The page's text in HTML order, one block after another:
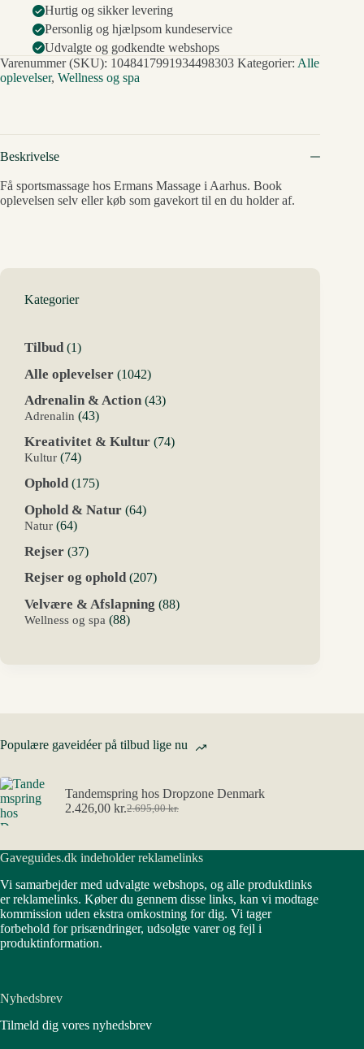
Hurtig og sikker levering
Personlig og hjælpsom kundeservice
Udvalgte og godkendte webshops
Varenummer (SKU): 1048417991934498303 Kategorier: Alle
oplevelser, Wellness og spa
Beskrivelse
Få sportsmassage hos Ermans Massage i Aarhus. Book
oplevelsen selv eller køb som gavekort til en du holder af.
Kategorier
Tilbud 11
Alle oplevelser 10421042
Adrenalin & Action 4343
Adrenalin 4343
Kreativitet & Kultur 7474
Kultur 7474
Ophold 175175
Ophold & Natur 6464
Natur 6464
Rejser 3737
Rejser og ophold 207207
Velvære & Afslapning 8888
Wellness og spa 8888
Populære gaveidéer på tilbud lige nu
Tandemspring hos Dropzone Denmark
2.695,00kr.
Den
var:
2.426,00 kr.Den
er:
Gaveguides.dk indeholder reklamelinks
Vi samarbejder med udvalgte webshops, og alle produktlinks
er reklamelinks. Køber du gennem disse links, kan vi modtage
kommission uden ekstra omkostning for dig. Vi tager
forbehold for prisændringer, udsolgte varer og fejl i
produktinformation.
Nyhedsbrev
Tilmeld dig vores nyhedsbrev